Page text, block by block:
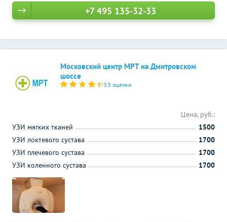
+7 495 135-32-33
Московский центр МРТ на Дмитровском
шоссе
53 оценки
Цена, руб.:
УЗИ мягких тканей
1500
УЗИ локтевого сустава
1700
УЗИ плечевого сустава
1700
УЗИ коленного сустава
1700